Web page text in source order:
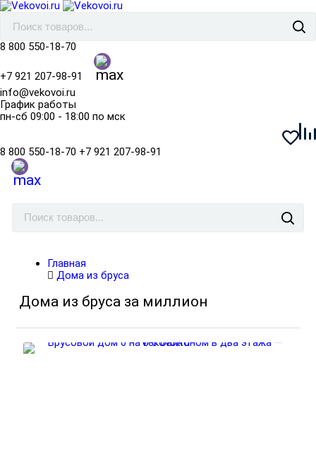
8 800 550-18-70
+7 921 207-98-91
info@vekovoi.ru
График работы
пн-сб 09:00 - 18:00 по мск
8 800 550-18-70 +7 921 207-98-91
Главная
Дома из бруса
Дома из бруса за миллион